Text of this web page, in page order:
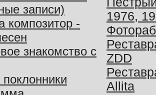
записи)
композитор -
знакомство с
1976,
ZDD
Allita